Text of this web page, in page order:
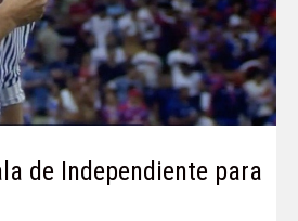
de Independiente para